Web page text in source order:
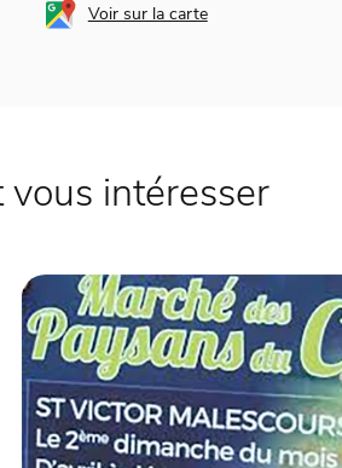
Voir sur la carte
intéresser